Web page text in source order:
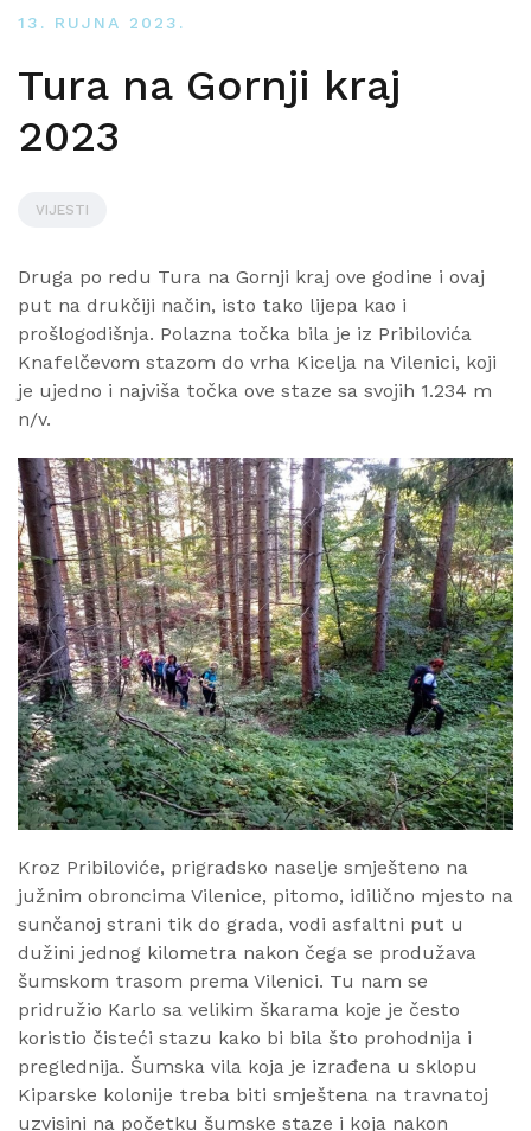
13. RUJNA 2023.
Tura na Gornji kraj
2023
VIJESTI
Druga po redu Tura na Gornji kraj ove godine i ovaj
put na drukčiji način, isto tako lijepa kao i
prošlogodišnja. Polazna točka bila je iz Pribilovića
Knafelčevom stazom do vrha Kicelja na Vilenici, koji
je ujedno i najviša točka ove staze sa svojih 1.234 m
n/v.
Kroz Pribiloviće, prigradsko naselje smješteno na
južnim obroncima Vilenice, pitomo, idilično mjesto na
sunčanoj strani tik do grada, vodi asfaltni put u
dužini jednog kilometra nakon čega se produžava
šumskom trasom prema Vilenici. Tu nam se
pridružio Karlo sa velikim škarama koje je često
koristio čisteći stazu kako bi bila što prohodnija i
preglednija. Šumska vila koja je izrađena u sklopu
Kiparske kolonije treba biti smještena na travnatoj
uzvisini na početku šumske staze i koja nakon